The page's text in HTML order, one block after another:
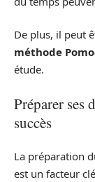
De plus, il peut
méthode
étude.
Préparer ses
succès
La préparation
est un facteur